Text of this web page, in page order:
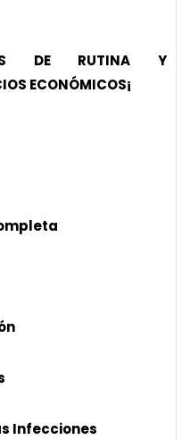
DE RUTINA Y
ECONÓMICOS¡
Infecciones